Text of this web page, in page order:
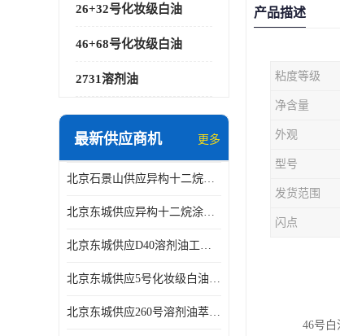
26+32号化妆级白油
46+68号化妆级白油
2731溶剂油
最新供应商机 更多
北京石景山供应异构十二烷香精助剂
北京东城供应异构十二烷涂料胶粘油墨稀释剂
北京东城供应D40溶剂油工业金属清洗
北京东城供应5号化妆级白油钻井液润滑剂
北京东城供应260号溶剂油萃取溶剂油金属萃取剂
产品描述
粘度等级
净含量
外观
型号
发货范围
闪点
46号